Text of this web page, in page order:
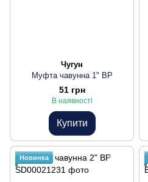
Чугун
Муфта чавунна 1" ВР
51 грн
В наявності
Купити
Новинка